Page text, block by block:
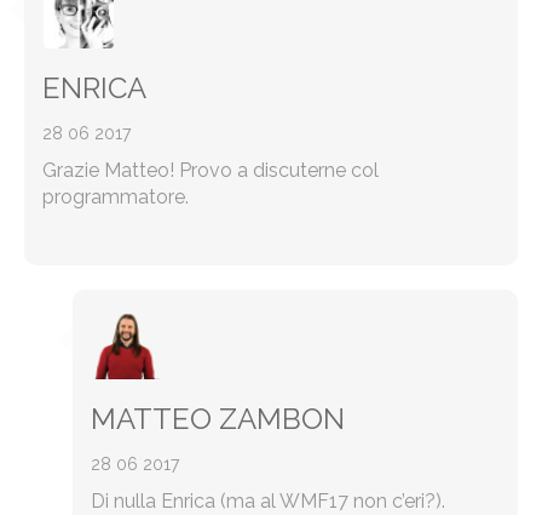
ENRICA
28 06 2017
Grazie Matteo! Provo a discuterne col
programmatore.
MATTEO ZAMBON
28 06 2017
Di nulla Enrica (ma al WMF17 non c’eri?).